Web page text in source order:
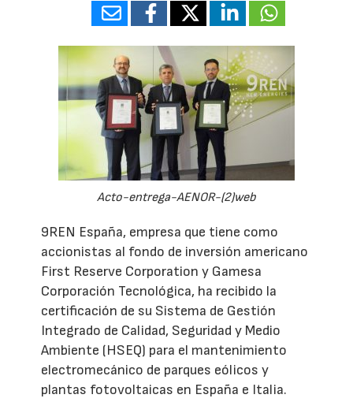
Acto-entrega-AENOR-(2)web
9REN España, empresa que tiene como
accionistas al fondo de inversión americano
First Reserve Corporation y Gamesa
Corporación Tecnológica, ha recibido la
certificación de su Sistema de Gestión
Integrado de Calidad, Seguridad y Medio
Ambiente (HSEQ) para el mantenimiento
electromecánico de parques eólicos y
plantas fotovoltaicas en España e Italia.